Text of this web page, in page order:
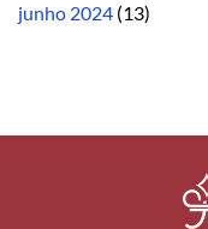
junho 2024 (13)